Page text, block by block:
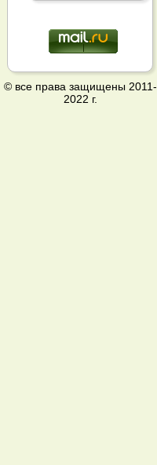
© все права защищены 2011-
2022 г.